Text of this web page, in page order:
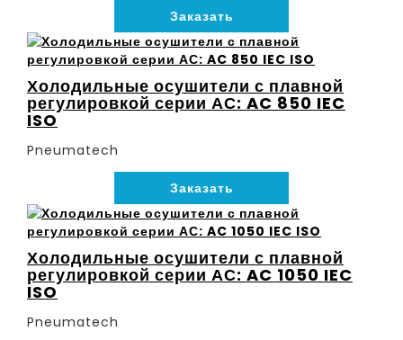
Заказать
Холодильные осушители с плавной
регулировкой серии АС: AC 850 IEC
ISO
Pneumatech
Заказать
Холодильные осушители с плавной
регулировкой серии АС: AC 1050 IEC
ISO
Pneumatech